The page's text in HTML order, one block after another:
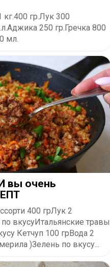
гр.Лук 300
250 гр.Гречка 800
мл.
вы очень
400 грЛук 2
вкусуИтальянские травы
Кетчуп 100 грВода 2
)Зелень по вкусу...